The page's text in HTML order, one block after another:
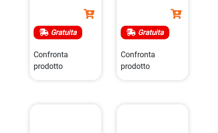
Gratuita
Confronta
prodotto
Gratuita
Confronta
prodotto